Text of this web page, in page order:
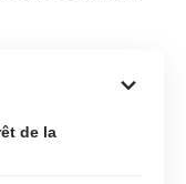
de la